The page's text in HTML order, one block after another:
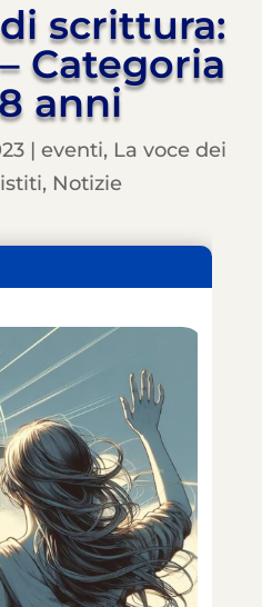
scrittura:
Categoria
anni
| eventi, La voce dei
, Notizie